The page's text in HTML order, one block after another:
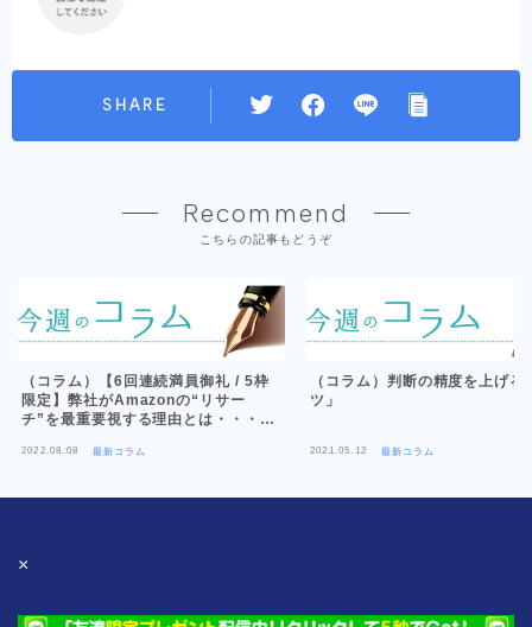
SHARE
Recommend
こちらの記事もどうぞ
（コラム）【6回連続満員御礼 / 5枠
限定】弊社がAmazonの“リサー
チ”を最重要視する理由とは・・・
2022.08.08 最新コラム
（コラム）判断の精度を上げる
ツ」
2021.05.12 最新コラム
×